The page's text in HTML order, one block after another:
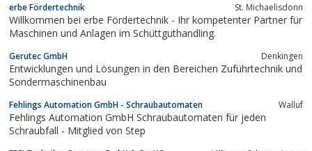
erbe Fördertechnik St. Michaelisdonn
Willkommen bei erbe Fördertechnik - Ihr kompetenter Partner für
Maschinen und Anlagen im Schüttguthandling.
Gerutec GmbH Denkingen
Entwicklungen und Lösungen in den Bereichen Zuführtechnik und
Sondermaschinenbau
Fehlings Automation GmbH - Schraubautomaten Walluf
Fehlings Automation GmbH Schraubautomaten für jeden
Schraubfall - Mitglied von Step